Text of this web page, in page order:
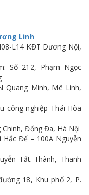
Linh
L14 KĐT Dương Nội,
Số 212, Phạm Ngọc
Quang Minh, Mê Linh,
công nghiệp Thái Hòa
Đống Đa, Hà Nội
Hắc Đế – 100A Nguyễn
Tất Thành, Thanh
18, Khu phố 2, P.